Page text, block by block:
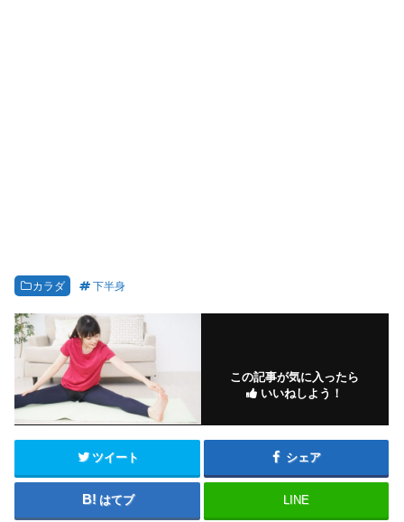
カラダ 下半身
この記事が気に入ったら
いいねしよう！
ツイート シェア
はてブ LINE